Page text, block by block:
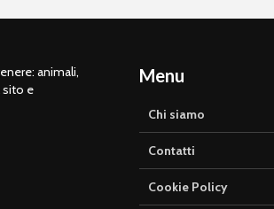
animali,
sito e
Menu
Chi siamo
Contatti
Cookie Policy